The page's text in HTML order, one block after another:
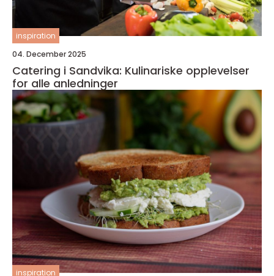
inspiration
04. December 2025
Catering i Sandvika: Kulinariske opplevelser
for alle anledninger
inspiration